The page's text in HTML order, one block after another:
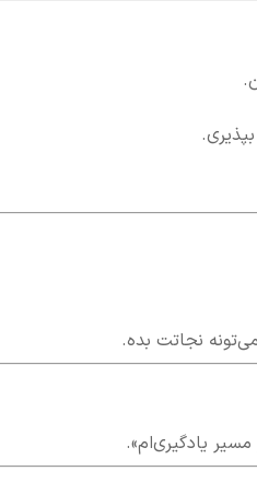
نجاتت بده.
یادگیری‌ام».